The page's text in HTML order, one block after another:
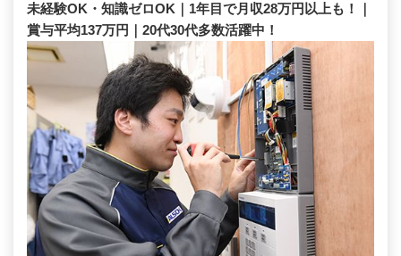
未経験OK・知識ゼロOK｜1年目で月収28万円以上も！｜
賞与平均137万円｜20代30代多数活躍中！